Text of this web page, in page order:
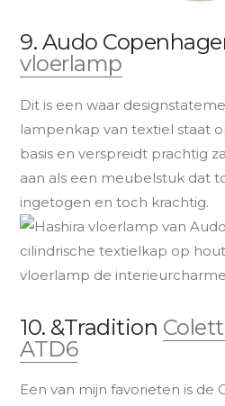
9. Audo
vloerlamp
Dit is een waar
lampenkap van textiel staat
basis en verspreidt prachtig
aan als een meubelstuk dat
ingetogen en toch krachtig.
10. &Tradition
ATD6
Een van mijn favorieten is de